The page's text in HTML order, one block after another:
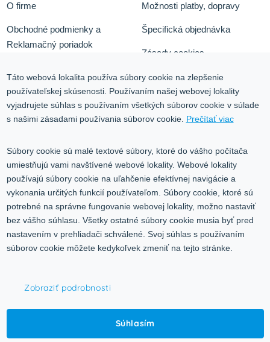
O firme
Obchodné podmienky a
Reklamačný poriadok
Služby
Kontakt
Možnosti platby, dopravy
Špecifická objednávka
Zásady cookies
Ochrana osobných údajov
Blog
Kontakt
Volgogradská 9, 08001 Prešov
0917 353 303
predajna@inco-ag.sk
© 2015-2026,INCO - AG, s.r.o.
Upraviť nastavenia Cookies
Táto webová lokalita používa súbory cookie na zlepšenie
používateľskej skúsenosti. Používaním našej webovej lokality
vyjadrujete súhlas s používaním všetkých súborov cookie v súlade
s našimi zásadami používania súborov cookie. Prečítať viac
Súbory cookie sú malé textové súbory, ktoré do vášho počítača
umiestňujú vami navštívené webové lokality. Webové lokality
používajú súbory cookie na uľahčenie efektívnej navigácie a
vykonania určitých funkcií používateľom. Súbory cookie, ktoré sú
potrebné na správne fungovanie webovej lokality, možno nastaviť
bez vášho súhlasu. Všetky ostatné súbory cookie musia byť pred
nastavením v prehliadači schválené. Svoj súhlas s používaním
súborov cookie môžete kedykoľvek zmeniť na tejto stránke.
Zobraziť podrobnosti
Súhlasím